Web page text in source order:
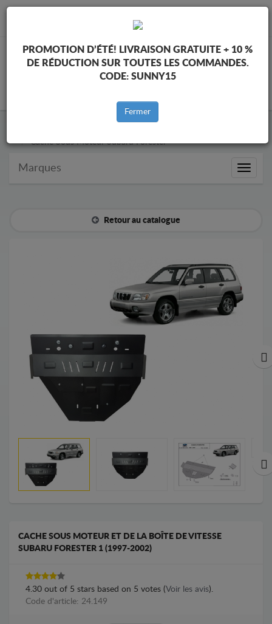
info@cachesousmoteur.fr
Cache Sous Moteur Subaru Forester
Marques
Retour au catalogue
CACHE SOUS MOTEUR ET DE LA BOÎTE DE VITESSE
SUBARU FORESTER 1 (1997-2002)
4.30 out of 5 stars based on 5 votes (Voir les avis).
Code d'article: 24.149
PROMOTION D’ÉTÉ! LIVRAISON GRATUITE + 10 %
DE RÉDUCTION SUR TOUTES LES COMMANDES.
CODE: SUNNY15
Fermer